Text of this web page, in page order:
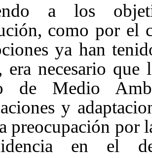
a los
, como por el
ya han
era necesario
de Medio
y
preocupación por
en el